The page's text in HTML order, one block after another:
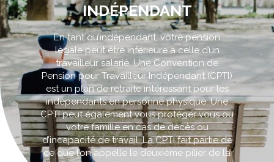
INDÉPENDANT
En tant qu’indépendant, votre pension
légale peut être inférieure à celle d’un
travailleur salarié. Une Convention de
Pension pour Travailleur Indépendant (CPTI)
est un plan de retraite intéressant pour les
indépendants en personne physique. Une
CPTI peut également vous protéger vous ou
votre famille en cas de décès ou
d’incapacité de travail. La CPTI fait partie de
ce que l’on appelle le deuxième pilier de la